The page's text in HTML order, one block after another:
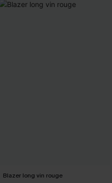
Blazer long vin rouge